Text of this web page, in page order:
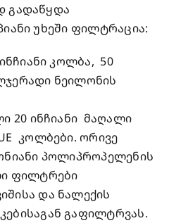
გადაწყდა
უხეში ფილტრაცია:
კოლბა, 50
ნეილონის
20 ინჩიანი მაღალი
კოლბები. ორივე
პოლიპროპელენის
ფილტრები
და ნალექის
გაფილტრვას.